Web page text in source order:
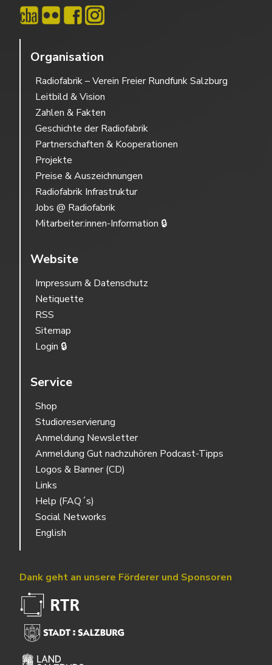
Organisation
Radiofabrik – Verein Freier Rundfunk Salzburg
Leitbild & Vision
Zahlen & Fakten
Geschichte der Radiofabrik
Partnerschaften & Kooperationen
Projekte
Preise & Auszeichnungen
Radiofabrik Infrastruktur
Jobs @ Radiofabrik
Mitarbeiter:innen-Information 🔒
Website
Impressum & Datenschutz
Netiquette
RSS
Sitemap
Login 🔒
Service
Shop
Studioreservierung
Anmeldung Newsletter
Anmeldung Gut nachzuhören Podcast-Tipps
Logos & Banner (CD)
Links
Help (FAQ´s)
Social Networks
English
Dank geht an unsere Förderer und Sponsoren